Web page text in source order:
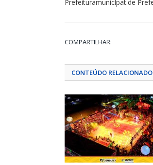
COMPARTILHAR:
CONTEÚDO RELACIONADO